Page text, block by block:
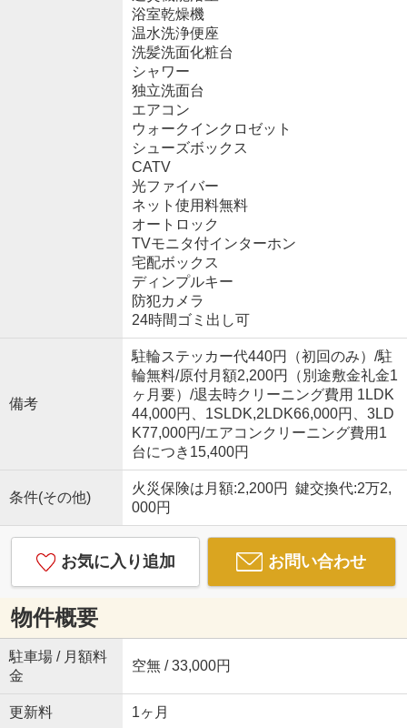
浴室乾燥機
温水洗浄便座
洗髪洗面化粧台
シャワー
独立洗面台
エアコン
ウォークインクロゼット
シューズボックス
CATV
光ファイバー
ネット使用料無料
オートロック
TVモニタ付インターホン
宅配ボックス
ディンプルキー
防犯カメラ
24時間ゴミ出し可
備考
駐輪ステッカー代440円（初回のみ）/駐
輪無料/原付月額2,200円（別途敷金礼金1
ヶ月要）/退去時クリーニング費用 1LDK
44,000円、1SLDK,2LDK66,000円、3LD
K77,000円/エアコンクリーニング費用1
台につき15,400円
条件(その他)
火災保険は月額:2,200円 鍵交換代:2万2,
000円
お気に入り追加 お問い合わせ
物件概要
駐車場 / 月額料
金
空無 / 33,000円
更新料 1ヶ月